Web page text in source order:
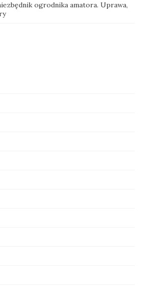
ogrodnika amatora. Uprawa,